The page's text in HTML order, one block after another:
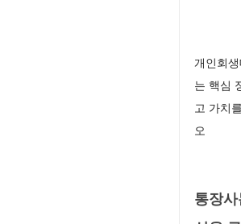
개인회
는 핵심
고 가치
오
통장